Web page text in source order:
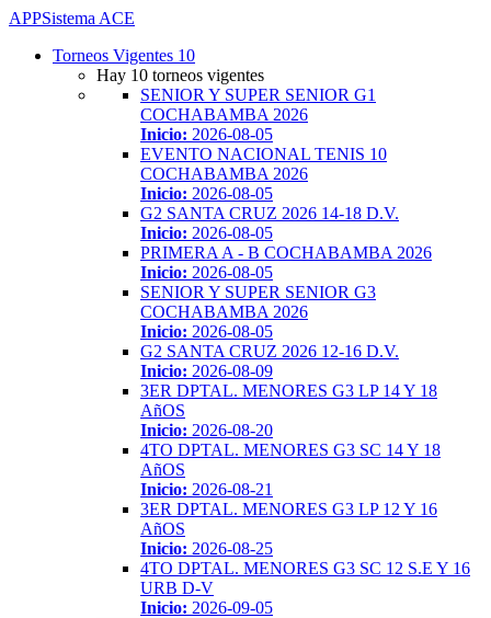
APPSistema ACE
Toggle
navigation
Torneos Vigentes 10
Hay 10 torneos vigentes
SENIOR Y SUPER SENIOR G1
COCHABAMBA 2026
Inicio: 2026-08-05
EVENTO NACIONAL TENIS 10
COCHABAMBA 2026
Inicio: 2026-08-05
G2 SANTA CRUZ 2026 14-18 D.V.
Inicio: 2026-08-05
PRIMERA A - B COCHABAMBA 2026
Inicio: 2026-08-05
SENIOR Y SUPER SENIOR G3
COCHABAMBA 2026
Inicio: 2026-08-05
G2 SANTA CRUZ 2026 12-16 D.V.
Inicio: 2026-08-09
3ER DPTAL. MENORES G3 LP 14 Y 18
AñOS
Inicio: 2026-08-20
4TO DPTAL. MENORES G3 SC 14 Y 18
AñOS
Inicio: 2026-08-21
3ER DPTAL. MENORES G3 LP 12 Y 16
AñOS
Inicio: 2026-08-25
4TO DPTAL. MENORES G3 SC 12 S.E Y 16
URB D-V
Inicio: 2026-09-05